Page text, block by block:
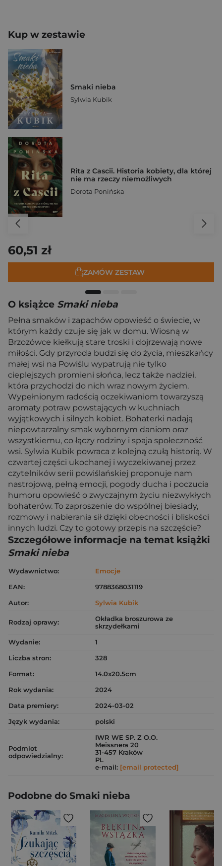
Kup w zestawie
Smaki nieba
Sylwia Kubik
Rita z Cascii. Historia kobiety, dla której
nie ma rzeczy niemożliwych
Dorota Ponińska
60,51 zł
ZAMÓW ZESTAW
O książce Smaki nieba
Pełna smaków i zapachów opowieść o świecie, w
którym każdy czuje się jak w domu. Wiosną w
Brzozówce kiełkują stare troski i dojrzewają nowe
miłości. Gdy przyroda budzi się do życia, mieszkańcy
małej wsi na Powiślu wypatrują nie tylko
cieplejszych promieni słońca, lecz także nadziei,
która przychodzi do nich wraz nowym życiem.
Wypełnionym radością oczekiwaniom towarzyszą
aromaty potraw powstających w kuchniach
wyjątkowych i silnych kobiet. Bohaterki nadają
niepowtarzalny smak wybornym daniom oraz
wszystkiemu, co łączy rodziny i spaja społeczność
wsi. Sylwia Kubik powraca z kolejną czułą historią. W
czwartej części ukochanej i wyczekiwanej przez
czytelników serii powiślańskiej proponuje nam
nastrojową, pełną emocji, pogody ducha i poczucia
humoru opowieść o zwyczajnym życiu niezwykłych
bohaterów. To zaproszenie do wspólnej biesiady,
rozmowy i nabierania sił dzięki obecności i bliskości
innych ludzi. Czy to gotowy przepis na szczęście?
Szczegółowe informacje na temat książki
Smaki nieba
Wydawnictwo:
Emocje
EAN:
9788368031119
Autor:
Sylwia Kubik
Rodzaj oprawy:
Okładka broszurowa ze
skrzydełkami
Wydanie:
1
Liczba stron:
328
Format:
14.0x20.5cm
Rok wydania:
2024
Data premiery:
2024-03-02
Język wydania:
polski
Podmiot
odpowiedzialny:
IWR WE SP. Z O.O.
Meissnera 20
31-457 Kraków
PL
e-mail: [email protected]
Podobne do Smaki nieba